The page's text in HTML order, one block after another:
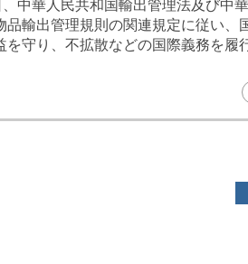
中華人民共和国輸出管理法及び中
品輸出管理規則の関連規定に従い、
を守り、不拡散などの国際義務を履